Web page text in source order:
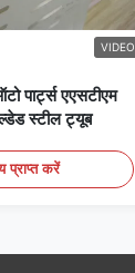
VIDEO
पार्ट्स एएसटीएम
स्टील ट्यूब
प्राप्त करें